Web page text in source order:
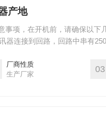
产地
事项，在开机前，请确保以下
器连接到回路，回路中串有
至其显示关闭，关机
厂商性质
生产厂家
03